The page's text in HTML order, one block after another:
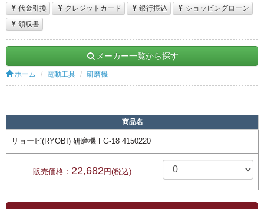
代金引換
クレジットカード 銀行振込
ショッピングローン
領収書
メーカー一覧から探す
ホーム 電動工具 研磨機
商品名
リョービ(RYOBI) 研磨機 FG-18 4150220
販売価格： 22,682 円(税込)